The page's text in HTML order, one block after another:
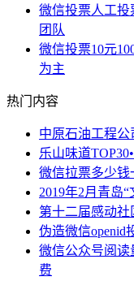
微信投票人工
团队
微信投票10元
为主
热门内容
中原石油工程公
乐山味道
微信拉票多少钱
2019年2月青岛
第十二届感动
伪造微信openid
微信公众号阅
费